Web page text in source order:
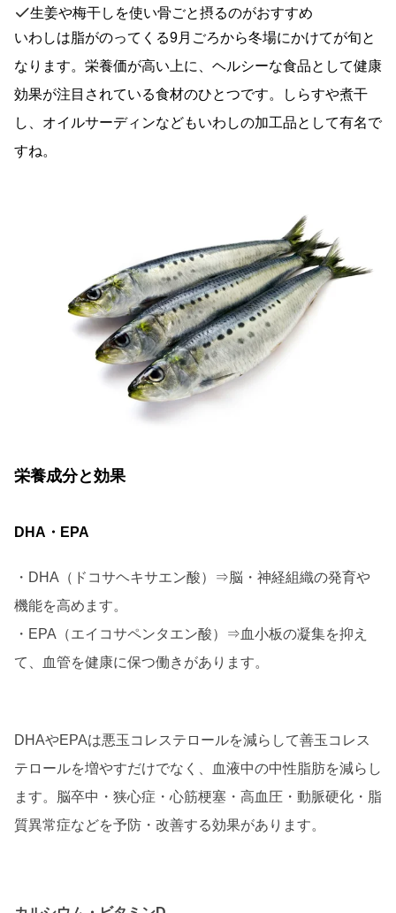
生姜や梅干しを使い骨ごと摂るのがおすすめ
いわしは脂がのってくる9月ごろから冬場にかけてが旬と
なります。栄養価が高い上に、ヘルシーな食品として健康
効果が注目されている食材のひとつです。しらすや煮干
し、オイルサーディンなどもいわしの加工品として有名で
すね。
栄養成分と効果
DHA・EPA
・DHA（ドコサヘキサエン酸）⇒脳・神経組織の発育や
機能を高めます。
・EPA（エイコサペンタエン酸）⇒血小板の凝集を抑え
て、血管を健康に保つ働きがあります。
DHAやEPAは悪玉コレステロールを減らして善玉コレス
テロールを増やすだけでなく、血液中の中性脂肪を減らし
ます。脳卒中・狭心症・心筋梗塞・高血圧・動脈硬化・脂
質異常症などを予防・改善する効果があります。